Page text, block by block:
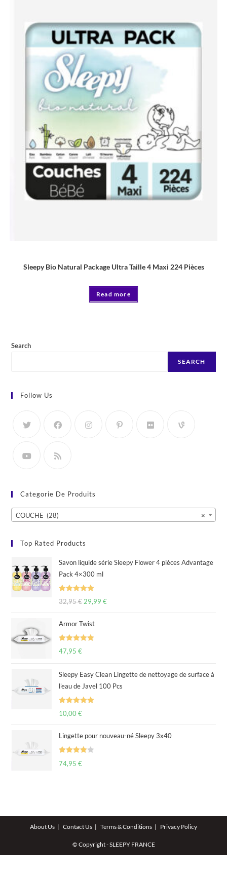
Sleepy Bio Natural Package Ultra Taille 4 Maxi 224 Pièces
Read more
Search
SEARCH
Follow Us
Categorie De Produits
×
COUCHE (28)
Top Rated Products
Savon liquide série Sleepy Flower 4 pièces Advantage
Pack 4×300 ml
Rated 5.00
32,95€ 29,99€
Armor Twist
Rated 5.00
47,95€
Sleepy Easy Clean Lingette de nettoyage de surface à
l'eau de Javel 100 Pcs
Rated 5.00
10,00€
Lingette pour nouveau-né Sleepy 3x40
Rated
74,95€
About Us Contact Us Terms & Conditions Privacy Policy
© Copyright - SLEEPY FRANCE